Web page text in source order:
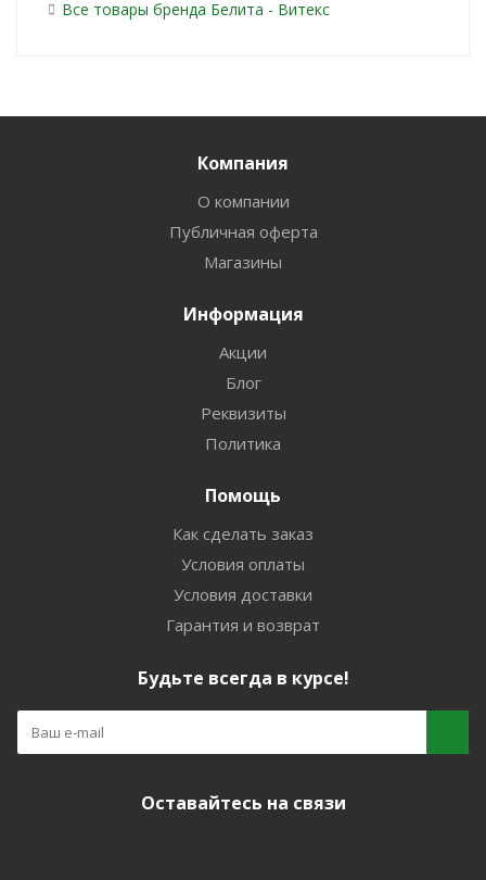
Все товары бренда Белита - Витекс
Компания
О компании
Публичная оферта
Магазины
Информация
Акции
Блог
Реквизиты
Политика
Помощь
Как сделать заказ
Условия оплаты
Условия доставки
Гарантия и возврат
Будьте всегда в курсе!
Оставайтесь на связи